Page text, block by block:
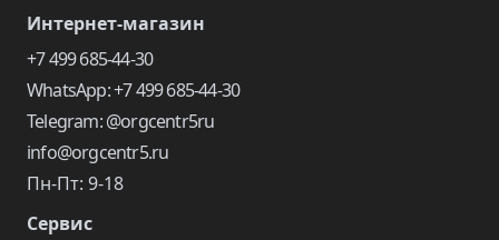
Интернет-магазин
+7 499 685-44-30
WhatsApp: +7 499 685-44-30
Telegram: @orgcentr5ru
info@orgcentr5.ru
Пн-Пт: 9-18
Сервис